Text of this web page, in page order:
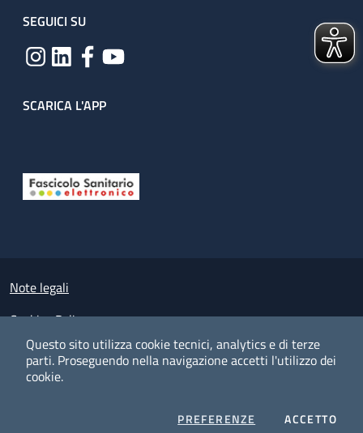
Questo sito utilizza cookie tecnici, analytics e di terze
parti. Proseguendo nella navigazione accetti l'utilizzo dei
cookie.
PREFERENZE COOKIESACCETTOI
SEGUICI SU
SCARICA L'APP
Small prints
Note legali
Cookies Policy
Policy privacy e protezione del dato personale
Albo pretorio on-line